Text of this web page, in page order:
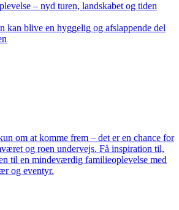
– nyd turen, landskabet og tiden
kan blive en hyggelig og afslappende del
om at komme frem – det er en chance for
og roen undervejs. Få inspiration til,
til en mindeværdig familieoplevelse med
og eventyr.